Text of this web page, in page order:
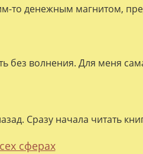
то денежным магнитом,
без волнения. Для меня
Сразу начала читать
сферах